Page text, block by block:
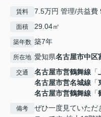
賃料 7.5万円 管理/共益費
面積 29.04㎡
築年数 築7年
所在地 愛知県名古屋市中区
交通 名古屋市営鶴舞線 「
名古屋市営名城線 「
名古屋市営鶴舞線 「
備考
ぜひ一度見ていただ